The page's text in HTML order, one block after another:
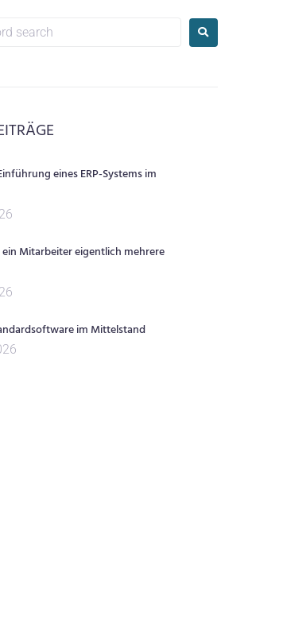
eines ERP-Systems im
Mitarbeiter eigentlich mehrere
im Mittelstand